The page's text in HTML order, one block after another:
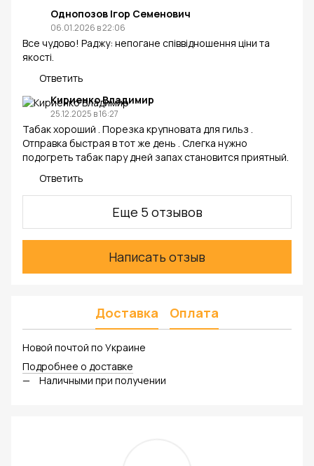
Однопозов Ігор Семенович
06.01.2026 в 22:06
Все чудово! Раджу: непогане співвідношення ціни та
якості.
Ответить
Кириенко Владимир
25.12.2025 в 16:27
Табак хороший . Порезка крупновата для гильз .
Отправка быстрая в тот же день . Слегка нужно
подогреть табак пару дней запах становится приятный.
Ответить
Еще 5 отзывов
Написать отзыв
Доставка Оплата
Новой почтой по Украине
Подробнее о доставке
Наличными при получении